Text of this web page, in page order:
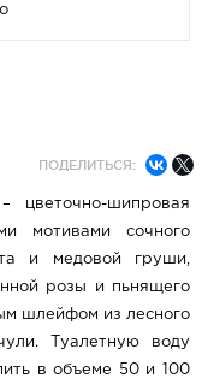
ПОДЕЛИТЬСЯ:
цветочно-шипровая
мотивами сочного
и медовой груши,
розы и пьнящего
шлейфом из лесного
Туалетную воду
в объеме 50 и 100